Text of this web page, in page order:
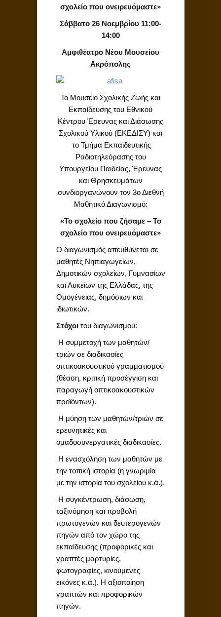
σχολείο που ονειρευόμαστε»
Σάββατο 26 Νοεμβρίου 11:00-
14:00
Αμφιθέατρο Νέου Μουσείου
Ακρόπολης
Το Μουσείο Σχολικής Ζωής και
Εκπαίδευσης του Εθνικού
Κέντρου Έρευνας και Διάσωσης
Σχολικού Υλικού (ΕΚΕΔΙΣΥ) και
το Τμήμα Εκπαιδευτικής
Ραδιοτηλεόρασης του
Υπουργείου Παιδείας, Έρευνας
και Θρησκευμάτων
συνδιοργανώνουν τον 3ο Διεθνή
Μαθητικό Διαγωνισμό:
«Το σχολείο που ζήσαμε – Το
σχολείο που ονειρευόμαστε»
Ο διαγωνισμός απευθύνεται σε
μαθητές Νηπιαγωγείων,
Δημοτικών σχολείων, Γυμνασίων
και Λυκείων της Ελλάδας, της
Ομογένειας, δημόσιων και
ιδιωτικών.
Στόχοι του διαγωνισμού:
 Η συμμετοχή των μαθητών/
τριών σε διαδικασίες
οπτικοακουστικού γραμματισμού
(θέαση, κριτική προσέγγιση και
παραγωγή οπτικοακουστικών
προϊόντων).
 Η μύηση των μαθητών/τριών σε
ερευνητικές και
ομαδοσυνεργατικές διαδικασίες.
 Η ενασχόληση των μαθητών με
την τοπική ιστορία (η γνωριμία
με την ιστορία του σχολείου κ.ά.).
 Η συγκέντρωση, διάσωση,
ταξινόμηση και προβολή
πρωτογενών και δευτερογενών
πηγών από τον χώρο της
εκπαίδευσης (προφορικές και
γραπτές μαρτυρίες,
φωτογραφίες, κινούμενες
εικόνες κ.ά.). Η αξιοποίηση
γραπτών και προφορικών
πηγών.